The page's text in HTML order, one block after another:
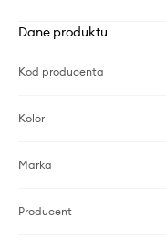
Dane produktu
Kod producenta
Kolor
Marka
Producent